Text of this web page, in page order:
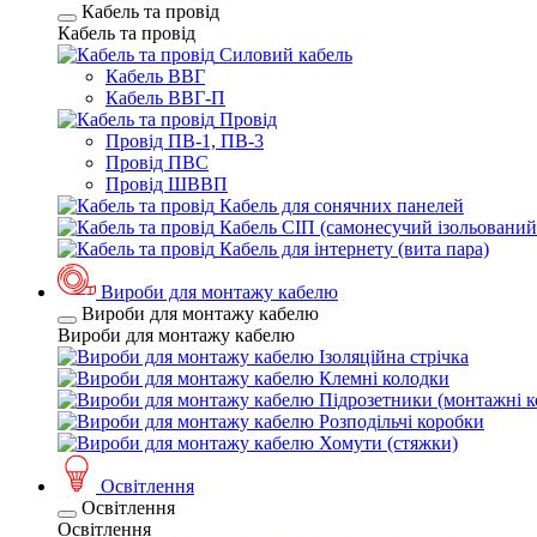
Кабель та провід
Кабель та провід
Силовий кабель
Кабель ВВГ
Кабель ВВГ-П
Провід
Провід ПВ-1, ПВ-3
Провід ПВС
Провід ШВВП
Кабель для сонячних панелей
Кабель СІП (самонесучий
Кабель для інтернету (вита пара)
Вироби для монтажу кабелю
Вироби для монтажу кабелю
Вироби для монтажу кабелю
Ізоляційна стрічка
Клемні колодки
Підрозетники (монтажні
Розподільчі коробки
Хомути (стяжки)
Освітлення
Освітлення
Освітлення